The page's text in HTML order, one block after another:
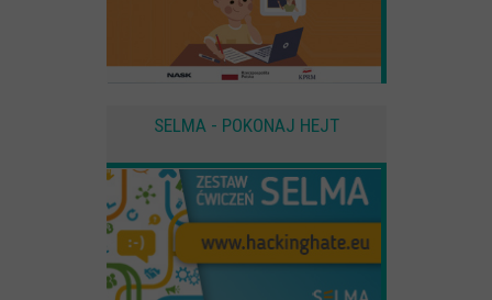
SELMA - POKONAJ HEJT